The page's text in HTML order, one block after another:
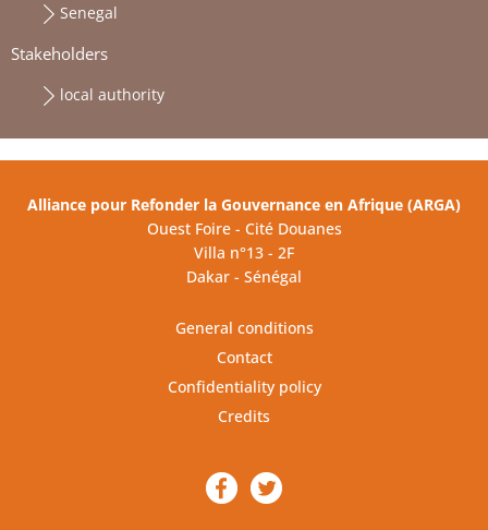
Senegal
Stakeholders
local authority
Alliance pour Refonder la Gouvernance en Afrique (ARGA)
Ouest Foire - Cité Douanes
Villa n°13 - 2F
Dakar - Sénégal
General conditions
Contact
Confidentiality policy
Credits